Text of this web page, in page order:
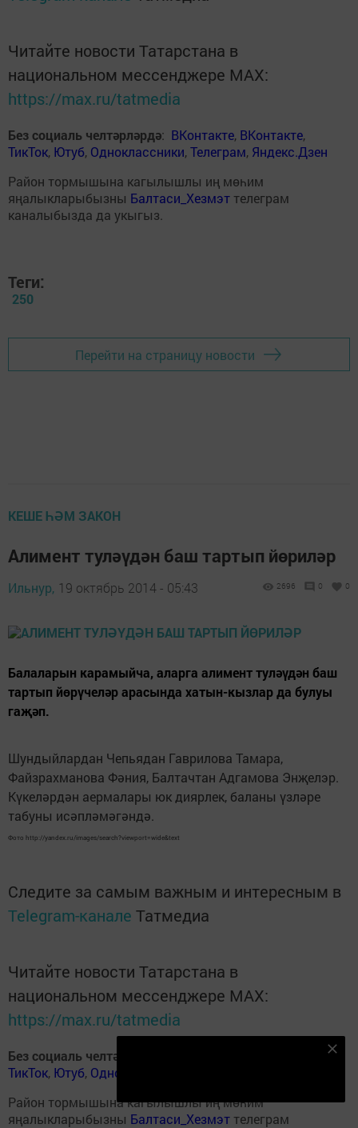
Читайте новости Татарстана в
национальном мессенджере MАХ:
https://max.ru/tatmedia
Без социаль челтәрләрдә: ВКонтакте, ВКонтакте,
ТикТок, Ютуб, Одноклассники,Телеграм, Яндекс.Дзен
Район тормышына кагылышлы иң мөһим
яңалыкларыбызны Балтаси_Хезмэт телеграм
каналыбызда да укыгыз.
Теги:
250
Перейти на страницу новости
КЕШЕ ҺӘМ ЗАКОН
Алимент туләүдән баш тартып йөриләр
Ильнур, 19 октябрь 2014 - 05:43 2696 0 0
Балаларын карамыйча, аларга алимент туләүдән баш
тартып йөрүчеләр арасында хатын-кызлар да булуы
гаҗәп.
Шундыйлардан Чепьядан Гаврилова Тамара,
Файзрахманова Фәния, Балтачтан Адгамова Энҗелэр.
Күкеләрдән аермалары юк диярлек, баланы үзләре
табуны исәпләмәгәндә.
Фото http://yandex.ru/images/search?viewport=wide&text
Следите за самым важным и интересным в
Telegram-канале Татмедиа
Читайте новости Татарстана в
национальном мессенджере MАХ:
https://max.ru/tatmedia
Без социаль челтәрләрдә
ТикТок, Ютуб, Одноклассники
Район тормышына кагылышлы иң мөһим
яңалыкларыбызны Балтаси_Хезмэт телеграм